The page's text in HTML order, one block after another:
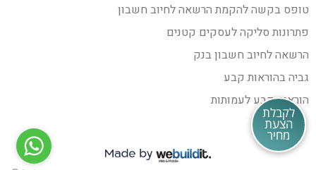
טופס בקשה להקמת הרשאה לחיוב חשבון
פתרונות סליקה לעסקים קטנים
הרשאה לחיוב חשבון בנק
גביה בהוראות קבע
הוראות קבע לעמותות
לקבלת
הצעת
מחיר